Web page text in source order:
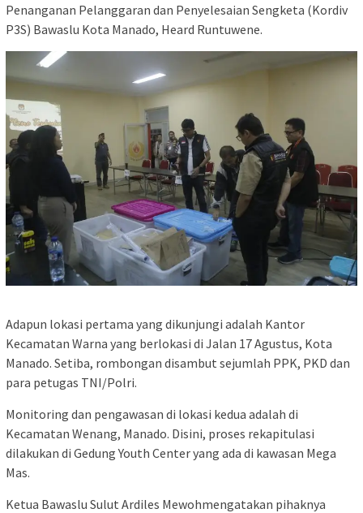
Penanganan Pelanggaran dan Penyelesaian Sengketa (Kordiv
P3S) Bawaslu Kota Manado, Heard Runtuwene.
Adapun lokasi pertama yang dikunjungi adalah Kantor
Kecamatan Warna yang berlokasi di Jalan 17 Agustus, Kota
Manado. Setiba, rombongan disambut sejumlah PPK, PKD dan
para petugas TNI/Polri.
Monitoring dan pengawasan di lokasi kedua adalah di
Kecamatan Wenang, Manado. Disini, proses rekapitulasi
dilakukan di Gedung Youth Center yang ada di kawasan Mega
Mas.
Ketua Bawaslu Sulut Ardiles Mewohmengatakan pihaknya